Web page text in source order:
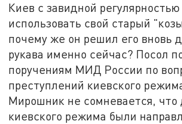
Киев с завидной регулярностью
использовать свой старый
почему же он решил его вновь
рукава именно сейчас? Посол
поручениям МИД России по
преступлений киевского
Мирошник не сомневается, что
киевского режима были